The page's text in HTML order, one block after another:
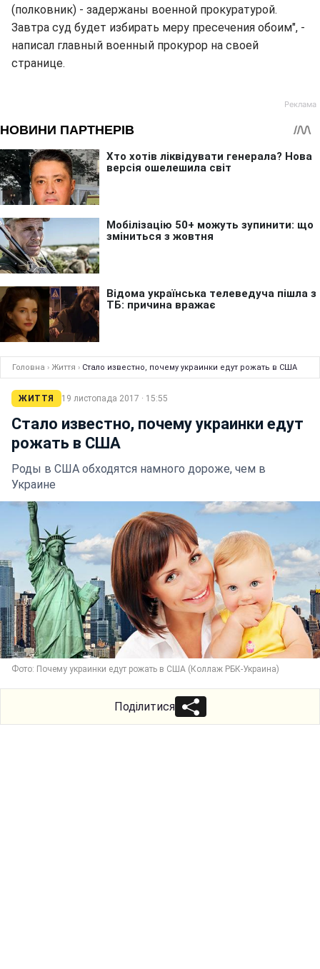
(полковник) - задержаны военной прокуратурой.
Завтра суд будет избирать меру пресечения обоим", -
написал главный военный прокурор на своей
странице.
Головна › Життя › Стало известно, почему украинки едут рожать в США
ЖИТТЯ 19 листопада 2017 · 15:55
Стало известно, почему украинки едут
рожать в США
Роды в США обходятся намного дороже, чем в
Украине
Фото: Почему украинки едут рожать в США (Коллаж РБК-Украина)
Поділитися